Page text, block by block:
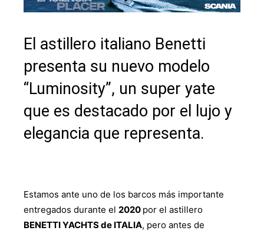
El astillero italiano Benetti
presenta su nuevo modelo
“Luminosity”, un super yate
que es destacado por el lujo y
elegancia que representa.
Estamos ante uno de los barcos más importante
entregados durante el 2020 por el astillero
BENETTI YACHTS de ITALIA, pero antes de